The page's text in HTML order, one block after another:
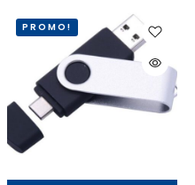
PROMO!